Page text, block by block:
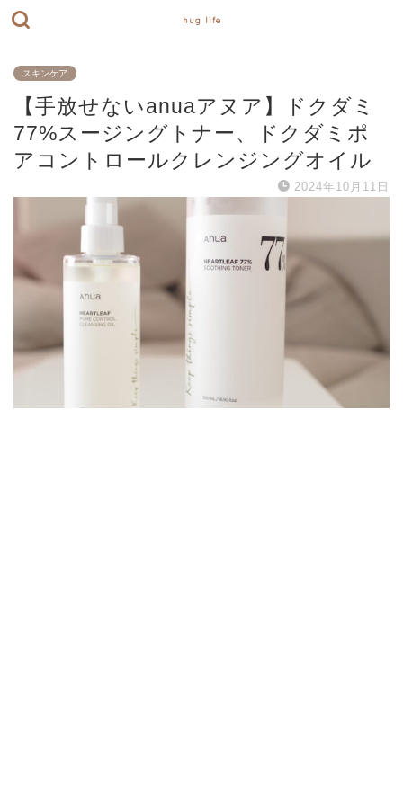
hug life
スキンケア
【手放せないanuaアヌア】ドクダミ
77%スージングトナー、ドクダミポ
アコントロールクレンジングオイル
2024年10月11日